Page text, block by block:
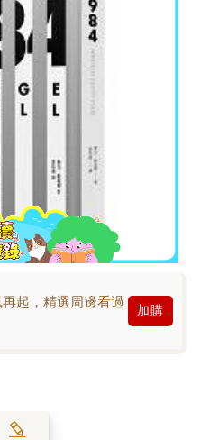
起，精選周邊看過
加購